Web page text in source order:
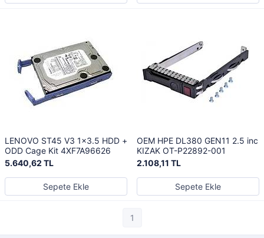
LENOVO ST45 V3 1x3.5 HDD +
ODD Cage Kit 4XF7A96626
5.640,62 TL
Sepete Ekle
OEM HPE DL380 GEN11 2.5 inc
KIZAK OT-P22892-001
2.108,11 TL
Sepete Ekle
1